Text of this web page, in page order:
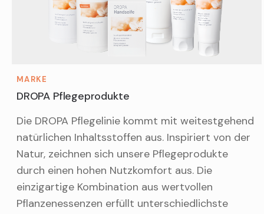
MARKE
DROPA Pflegeprodukte
Die DROPA Pflegelinie kommt mit weitestgehend
natürlichen Inhaltsstoffen aus. Inspiriert von der
Natur, zeichnen sich unsere Pflegeprodukte
durch einen hohen Nutzkomfort aus. Die
einzigartige Kombination aus wertvollen
Pflanzenessenzen erfüllt unterschiedlichste